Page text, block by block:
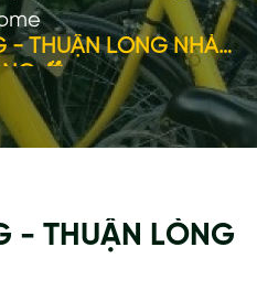
NHÀ
🌾
- THUẬN LÒNG NHÀ
🌾
- THUẬN LÒNG